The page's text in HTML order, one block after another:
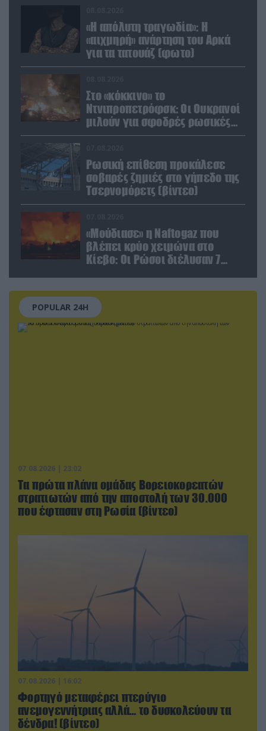
«Η απόλυτη τραγωδία»: Η
«αιχμηρή» ανάρτηση του Αρκά
για τα τατουάζ (φωτο)
Στο «κόκκινο» το
Ντνιπροπετρόφσκ: Οι Ουκρανοί
μιλούν για σφοδρές ρωσικές
επιθέσεις σε όλη την
Ρωσική επίθεση προκάλεσε
σοβαρές ζημιές στο γήπεδο της
Τσερνομόρετς (βίντεο)
«Μούδιασε» η Naftogaz που
βλέπει κρύο χειμώνα στο
Κίεβο: Οι Ρώσοι διέλυσαν 7
POPULAR 24H
07.08.2026 | 23:02
Τα πρώτα πλάνα ομάδας Βορειοκορεατών
στρατιωτών από την αποστολή των 30.000
που έφτασαν στη Ρωσία (βίντεο)
07.08.2026 | 16:02
Φορτηγό μεταφέρει πτερύγιο
ανεμογεννήτριας αλλά… το δυσκολεύουν τα
δένδρα! (βίντεο)